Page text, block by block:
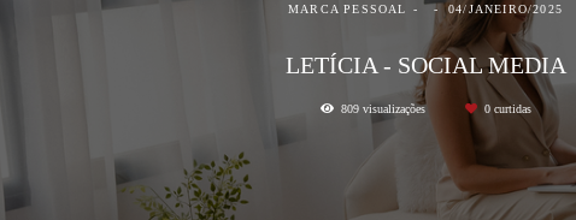
MARCA PESSOAL 04/JANEIRO/2025
LETÍCIA - SOCIAL MEDIA
809visualizações 0curtidas